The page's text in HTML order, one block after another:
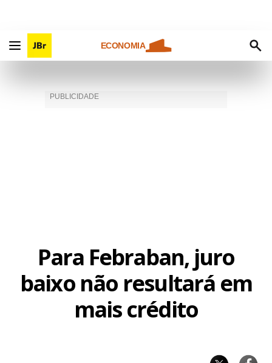
ECONOMIA
Para Febraban, juro
baixo não resultará em
mais crédito